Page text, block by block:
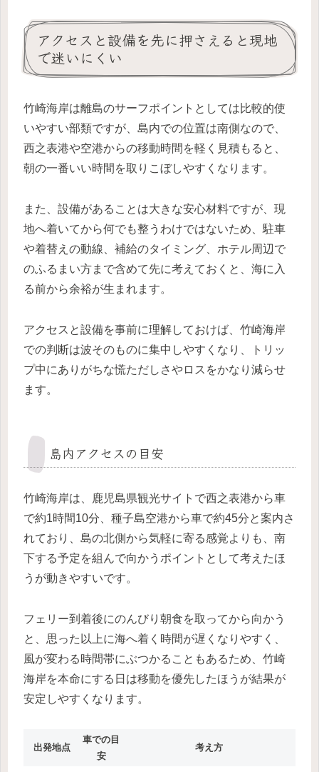
アクセスと設備を先に押さえると現地
で迷いにくい
竹崎海岸は離島のサーフポイントとしては比較的使
いやすい部類ですが、島内での位置は南側なので、
西之表港や空港からの移動時間を軽く見積もると、
朝の一番いい時間を取りこぼしやすくなります。
また、設備があることは大きな安心材料ですが、現
地へ着いてから何でも整うわけではないため、駐車
や着替えの動線、補給のタイミング、ホテル周辺で
のふるまい方まで含めて先に考えておくと、海に入
る前から余裕が生まれます。
アクセスと設備を事前に理解しておけば、竹崎海岸
での判断は波そのものに集中しやすくなり、トリッ
プ中にありがちな慌ただしさやロスをかなり減らせ
ます。
島内アクセスの目安
竹崎海岸は、鹿児島県観光サイトで西之表港から車
で約1時間10分、種子島空港から車で約45分と案内さ
れており、島の北側から気軽に寄る感覚よりも、南
下する予定を組んで向かうポイントとして考えたほ
うが動きやすいです。
フェリー到着後にのんびり朝食を取ってから向かう
と、思った以上に海へ着く時間が遅くなりやすく、
風が変わる時間帯にぶつかることもあるため、竹崎
海岸を本命にする日は移動を優先したほうが結果が
安定しやすくなります。
出発地点
車での目
安
考え方